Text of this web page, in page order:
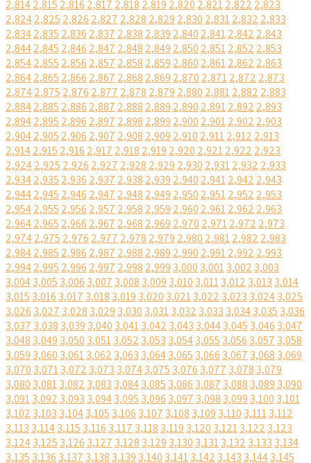
2,8142,815 2,816 2,817 2,818 2,819 2,820 2,8212,822 2,823
2,8242,825 2,826 2,827 2,828 2,829 2,830 2,8312,832 2,833
2,8342,835 2,836 2,837 2,838 2,839 2,840 2,8412,842 2,843
2,8442,845 2,846 2,847 2,848 2,849 2,850 2,8512,852 2,853
2,8542,855 2,856 2,857 2,858 2,859 2,860 2,8612,862 2,863
2,8642,865 2,866 2,867 2,868 2,869 2,870 2,8712,872 2,873
2,8742,875 2,876 2,877 2,878 2,879 2,880 2,8812,882 2,883
2,8842,885 2,886 2,887 2,888 2,889 2,890 2,8912,892 2,893
2,8942,895 2,896 2,897 2,898 2,899 2,900 2,9012,902 2,903
2,9042,905 2,906 2,907 2,908 2,909 2,910 2,9112,912 2,913
2,9142,915 2,916 2,917 2,918 2,919 2,920 2,9212,922 2,923
2,9242,925 2,926 2,927 2,928 2,929 2,930 2,9312,932 2,933
2,9342,935 2,936 2,937 2,938 2,939 2,940 2,9412,942 2,943
2,9442,945 2,946 2,947 2,948 2,949 2,950 2,9512,952 2,953
2,9542,955 2,956 2,957 2,958 2,959 2,960 2,9612,962 2,963
2,9642,965 2,966 2,967 2,968 2,969 2,970 2,9712,972 2,973
2,9742,975 2,976 2,977 2,978 2,979 2,980 2,9812,982 2,983
2,9842,985 2,986 2,987 2,988 2,989 2,990 2,9912,992 2,993
2,9942,995 2,996 2,997 2,998 2,999 3,000 3,0013,002 3,003
3,0043,005 3,006 3,007 3,008 3,009 3,010 3,0113,012 3,013 3,014
3,015 3,016 3,017 3,018 3,019 3,020 3,0213,022 3,023 3,0243,025
3,026 3,027 3,028 3,029 3,030 3,0313,032 3,033 3,0343,035 3,036
3,037 3,038 3,039 3,040 3,0413,042 3,043 3,0443,045 3,046 3,047
3,048 3,049 3,050 3,0513,052 3,053 3,0543,055 3,056 3,057 3,058
3,059 3,060 3,0613,062 3,063 3,0643,065 3,066 3,067 3,068 3,069
3,070 3,0713,072 3,073 3,0743,075 3,076 3,077 3,078 3,079
3,080 3,0813,082 3,083 3,0843,085 3,086 3,087 3,088 3,089 3,090
3,0913,092 3,093 3,0943,095 3,096 3,097 3,098 3,099 3,100 3,101
3,102 3,103 3,1043,105 3,106 3,107 3,108 3,109 3,110 3,1113,112
3,113 3,1143,115 3,116 3,117 3,118 3,119 3,120 3,1213,122 3,123
3,1243,125 3,126 3,127 3,128 3,129 3,130 3,1313,132 3,133 3,134
3,135 3,136 3,137 3,138 3,139 3,140 3,1413,142 3,143 3,1443,145